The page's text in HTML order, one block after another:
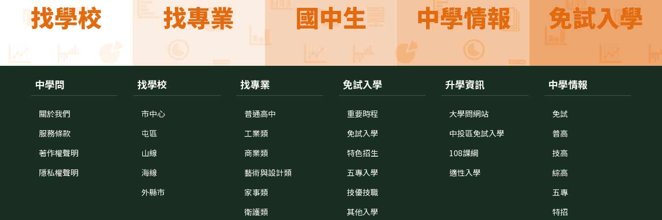
找學校 找專業 國中生 中學情報 免試入學
中學問
關於我們
服務條款
著作權聲明
隱私權聲明
找學校
市中心
屯區
山線
海線
外縣市
找專業
普通高中
工業類
商業類
藝術與設計類
家事類
衛護類
免試入學
重要時程
免試入學
特色招生
五專入學
技優技職
其他入學
升學資訊
大學問網站
中投區免試入學
108課綱
適性入學
中學情報
免試
普高
技高
綜高
五專
特招